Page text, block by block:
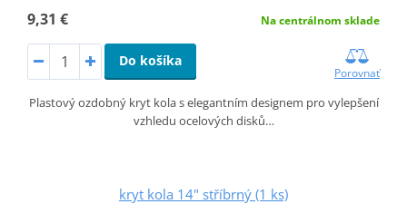
9,31 € Na centrálnom sklade
Do košíka
Porovnať
Plastový ozdobný kryt kola s elegantním designem pro vylepšení
vzhledu ocelových disků…
kryt kola 14" stříbrný (1 ks)